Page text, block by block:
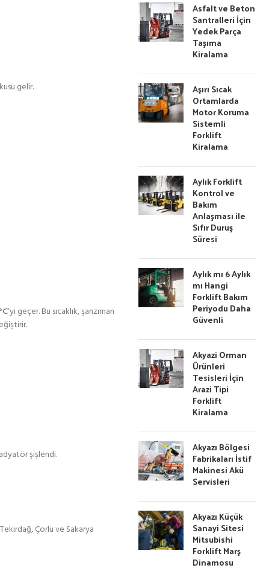
gelir.
‘yi geçer. Bu sıcaklık, şanzıman
şişlendi.
Çorlu ve Sakarya
Asfalt ve Beton
Santralleri İçin
Yedek Parça
Taşıma
Kiralama
Aşırı Sıcak
Ortamlarda
Motor Koruma
Sistemli
Forklift
Kiralama
Aylık Forklift
Kontrol ve
Bakım
Anlaşması ile
Sıfır Duruş
Süresi
Aylık mı 6 Aylık
mı Hangi
Forklift Bakım
Periyodu Daha
Güvenli
Akyazi Orman
Ürünleri
Tesisleri İçin
Arazi Tipi
Forklift
Kiralama
Akyazı Bölgesi
Fabrikaları İstif
Makinesi Akü
Servisleri
Akyazı Küçük
Sanayi Sitesi
Mitsubishi
Forklift Marş
Dinamosu